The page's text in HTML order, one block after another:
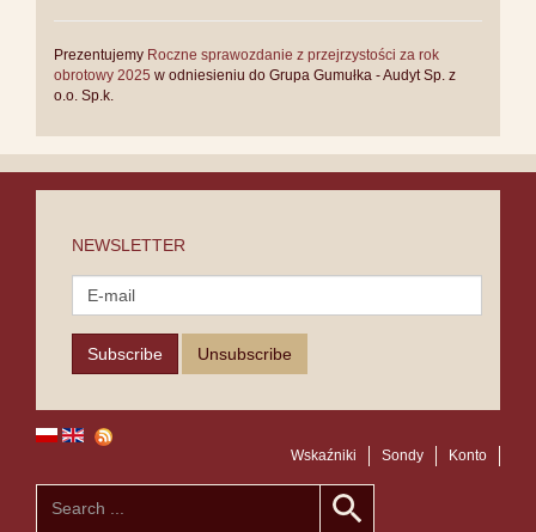
Prezentujemy Roczne sprawozdanie z przejrzystości za rok
obrotowy 2025 w odniesieniu do Grupa Gumułka - Audyt Sp. z
o.o. Sp.k.
NEWSLETTER
Wskaźniki Sondy Konto